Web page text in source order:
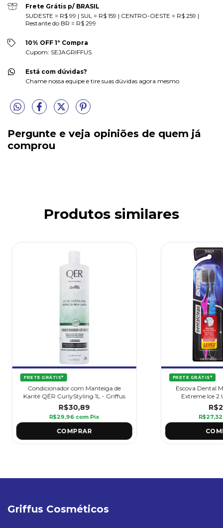
Frete Grátis p/ BRASIL
SUDESTE = R$ 99 | SUL = R$ 159 | CENTRO-OESTE = R$ 259 |
Restante do BR = R$ 299
10% OFF 1º Compra
Cupom: SEJAGRIFFUS
Está com dúvidas?
Chame nossa equipe e tire suas dúvidas agora mesmo
Pergunte e veja opiniões de quem já
comprou
Produtos similares
FRETE GRÁTIS*
Condicionador com Manteiga de
Karité QÉR CurlyStyling 1L - Griffus
R$30,89
R$29,96 com Pix
FRETE GRÁTIS*
Escova Dental
Extreme Ice 2
Griffus Cosméticos